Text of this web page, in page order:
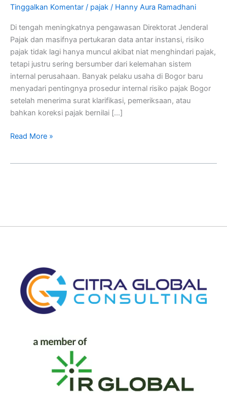
Tinggalkan Komentar / pajak / Hanny Aura Ramadhani
Di tengah meningkatnya pengawasan Direktorat Jenderal
Pajak dan masifnya pertukaran data antar instansi, risiko
pajak tidak lagi hanya muncul akibat niat menghindari pajak,
tetapi justru sering bersumber dari kelemahan sistem
internal perusahaan. Banyak pelaku usaha di Bogor baru
menyadari pentingnya prosedur internal risiko pajak Bogor
setelah menerima surat klarifikasi, pemeriksaan, atau
bahkan koreksi pajak bernilai […]
Read More »